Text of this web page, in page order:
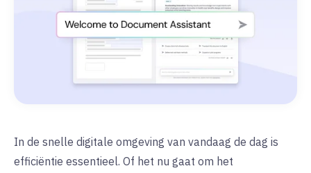
In de snelle digitale omgeving van vandaag de dag is
efficiëntie essentieel. Of het nu gaat om het